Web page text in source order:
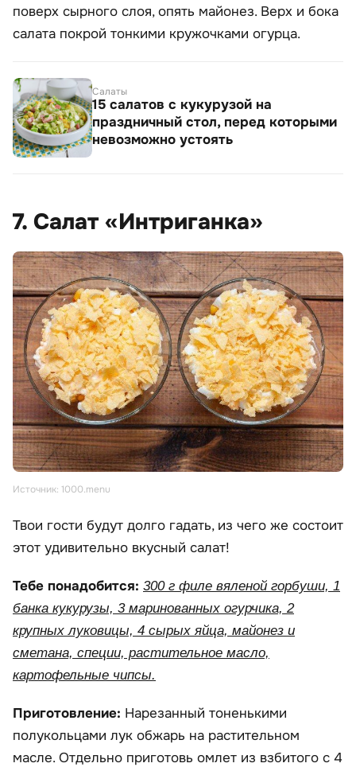
поверх сырного слоя, опять майонез. Верх и бока
салата покрой тонкими кружочками огурца.
Салаты
15 салатов с кукурузой на
праздничный стол, перед которыми
невозможно устоять
7. Салат «Интриганка»
Источник: 1000.menu
Твои гости будут долго гадать, из чего же состоит
этот удивительно вкусный салат!
Тебе понадобится: 300 г филе вяленой горбуши, 1
банка кукурузы, 3 маринованных огурчика, 2
крупных луковицы, 4 сырых яйца, майонез и
сметана, специи, растительное масло,
картофельные чипсы.
Приготовление: Нарезанный тоненькими
полукольцами лук обжарь на растительном
масле. Отдельно приготовь омлет из взбитого с 4